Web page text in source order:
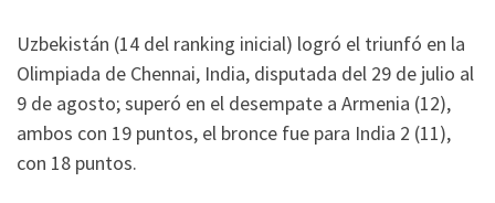
Uzbekistán (14 del ranking inicial) logró el triunfó en la
Olimpiada de Chennai, India, disputada del 29 de julio al
9 de agosto; superó en el desempate a Armenia (12),
ambos con 19 puntos, el bronce fue para India 2 (11),
con 18 puntos.